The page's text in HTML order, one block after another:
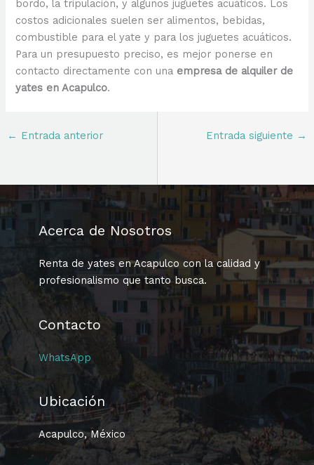
bordo, la tripulación, y algunos juguetes acuáticos. Los
costos adicionales suelen ser alimentos, bebidas,
combustible para el yate y para los juguetes acuáticos.
Para un presupuesto preciso, es mejor ponerse en
contacto directamente con una empresa de alquiler de
yates en Acapulco.
← Entrada anterior Entrada siguiente →
Acerca de Nosotros
Renta de yates en Acapulco con la calidad y
profesionalismo que tanto busca.
Contacto
WhatsApp
Ubicación
Acapulco, México